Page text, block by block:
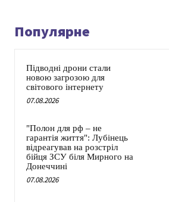
Популярне
Підводні дрони стали
новою загрозою для
світового інтернету
07.08.2026
"Полон для рф – не
гарантія життя": Лубінець
відреагував на розстріл
бійця ЗСУ біля Мирного на
Донеччині
07.08.2026